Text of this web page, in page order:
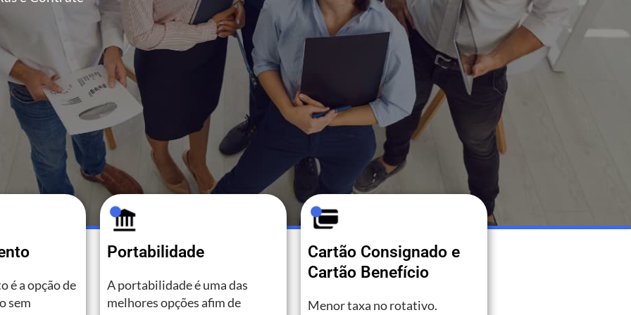
é a opção de
sem
Portabilidade
A portabilidade é uma das
melhores opções afim de
Cartão Consignado e
Cartão Benefício
Menor taxa no rotativo.